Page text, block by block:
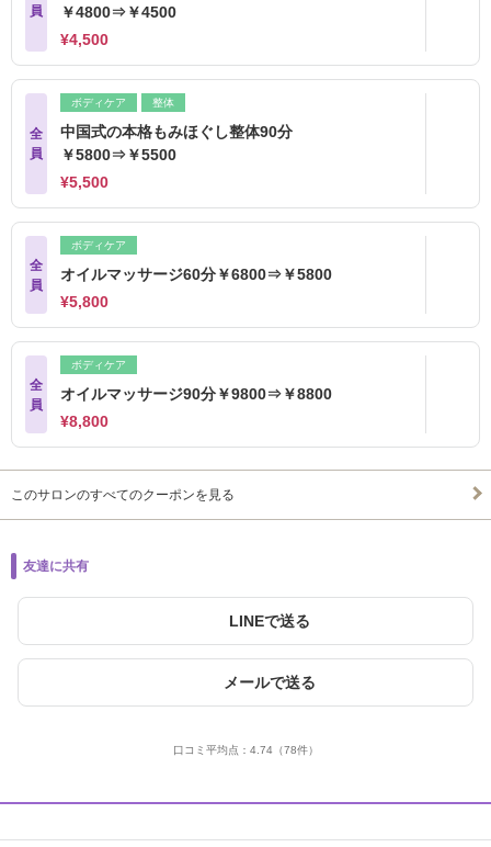
員
￥4800⇒￥4500
¥4,500
全
員
ボディケア 整体
中国式の本格もみほぐし整体90分
￥5800⇒￥5500
¥5,500
全
員
ボディケア
オイルマッサージ60分￥6800⇒￥5800
¥5,800
全
員
ボディケア
オイルマッサージ90分￥9800⇒￥8800
¥8,800
このサロンのすべてのクーポンを見る
友達に共有
LINEで送る
メールで送る
口コミ平均点： 4.74（78件）